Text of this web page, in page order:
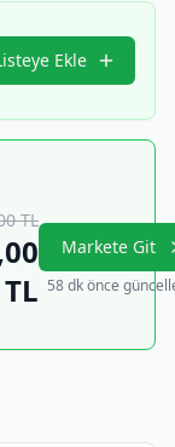
Ekle
TL
TL
Markete Git
58 dk önce